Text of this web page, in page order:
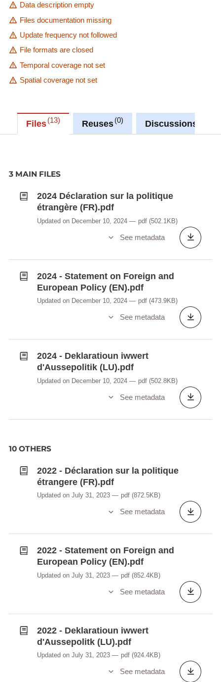
Data description empty
Files documentation missing
Update frequency not followed
File formats are closed
Temporal coverage not set
Spatial coverage not set
Files 13 Reuses 0 Discussions
3 MAIN FILES
2024 Déclaration sur la politique
étrangère (FR).pdf
Updated on December 10, 2024 pdf (502.1KB)
See metadata
2024 - Statement on Foreign and
European Policy (EN).pdf
Updated on December 10, 2024 pdf (473.9KB)
See metadata
2024 - Deklaratioun iwwert
d'Aussepolitik (LU).pdf
Updated on December 10, 2024 pdf (502.8KB)
See metadata
10 OTHERS
2022 - Déclaration sur la politique
étrangere (FR).pdf
Updated on July 31, 2023 pdf (872.5KB)
See metadata
2022 - Statement on Foreign and
European Policy (EN).pdf
Updated on July 31, 2023 pdf (852.4KB)
See metadata
2022 - Deklaratioun iwwert
d'Aussepolitk (LU).pdf
Updated on July 31, 2023 pdf (924.4KB)
See metadata